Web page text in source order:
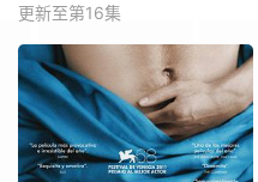
更新至第16集